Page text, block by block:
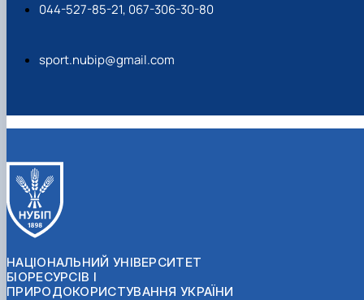
044-527-85-21, 067-306-30-80
sport.nubip@gmail.com
НАЦІОНАЛЬНИЙ УНІВЕРСИТЕТ
БІОРЕСУРСІВ І
ПРИРОДОКОРИСТУВАННЯ УКРАЇНИ